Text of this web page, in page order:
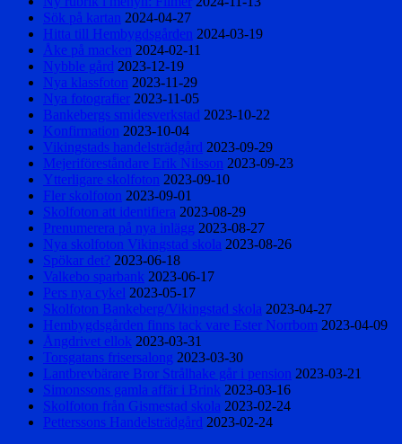
Sök på kartan 2024-04-27
Hitta till Hembygdsgården 2024-03-19
Åke på macken 2024-02-11
Nybble gård 2023-12-19
Nya klassfoton 2023-11-29
Nya fotografier 2023-11-05
Bankebergs smidesverkstad 2023-10-22
Konfirmation 2023-10-04
Vikingstads handelsträdgård 2023-09-29
Mejeriföreståndare Erik Nilsson 2023-09-23
Ytterligare skolfoton 2023-09-10
Fler skolfoton 2023-09-01
Skolfoton att identifiera 2023-08-29
Prenumerera på nya inlägg 2023-08-27
Nya skolfoton Vikingstad skola 2023-08-26
Spökar det? 2023-06-18
Valkebo sparbank 2023-06-17
Pers nya cykel 2023-05-17
Skolfoton Bankeberg/Vikingstad skola 2023-04-27
Hembygdsgården finns tack vare Ester Norrbom 2023-04-09
Ångdrivet ellok 2023-03-31
Torsgatans frisersalong 2023-03-30
Lantbrevbärare Bror Strålhake går i pension 2023-03-21
Simonssons gamla affär i Brink 2023-03-16
Skolfoton från Gismestad skola 2023-02-24
Petterssons Handelsträdgård 2023-02-24